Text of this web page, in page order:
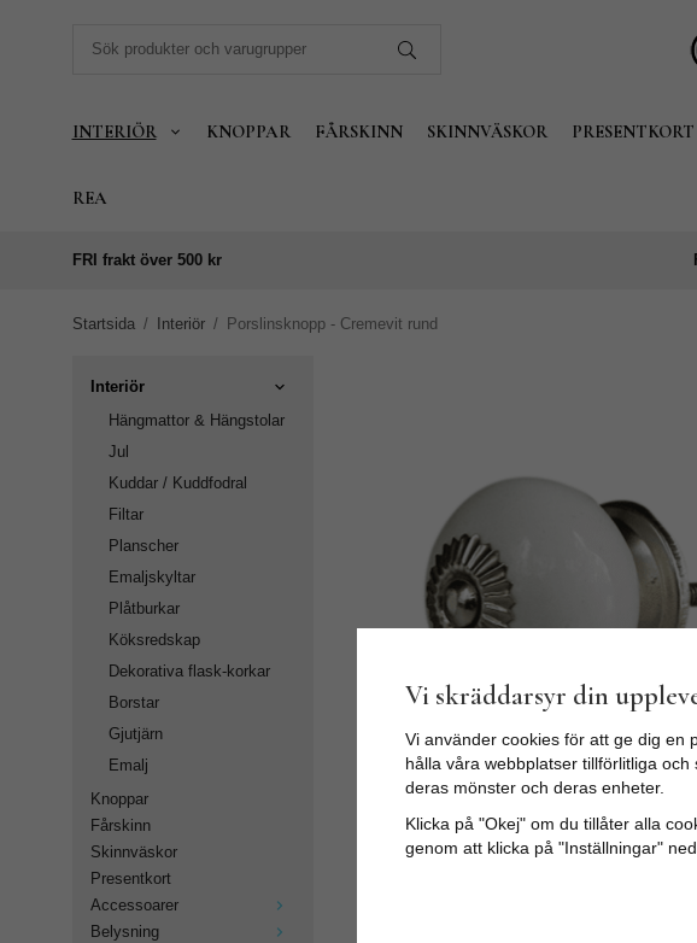
INTERIÖR KNOPPAR FÅRSKINN SKINNVÄSKOR PRESENTKORT
REA
FRI frakt över 500 kr
Startsida / Interiör / Porslinsknopp - Cremevit rund
Interiör
Hängmattor & Hängstolar
Jul
Kuddar / Kuddfodral
Filtar
Planscher
Emaljskyltar
Plåtburkar
Köksredskap
Dekorativa flask-korkar
Borstar
Gjutjärn
Emalj
Knoppar
Fårskinn
Skinnväskor
Presentkort
Accessoarer
Belysning
Vi skräddarsyr din
Vi använder cookies för att ge dig en
hålla våra webbplatser tillförlitliga
deras mönster och deras enheter.
Klicka på "Okej" om du tillåter alla
genom att klicka på "Inställningar"